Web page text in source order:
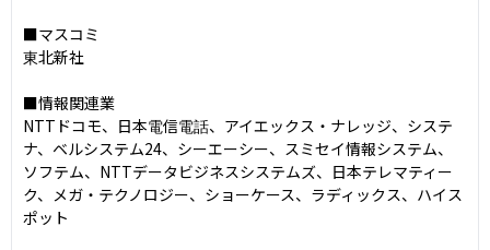
■マスコミ
東北新社
■情報関連業
NTTドコモ、日本電信電話、アイエックス・ナレッジ、システ
ナ、ベルシステム24、シーエーシー、スミセイ情報システム、
ソフテム、NTTデータビジネスシステムズ、日本テレマティー
ク、メガ・テクノロジー、ショーケース、ラディックス、ハイス
ポット